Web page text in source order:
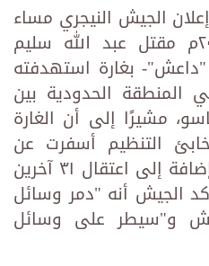
الجيش النيجري مساء
الأحد ٢٣ من يونيو ٢٠٢٤م مقتل عبد الله سليم
"داعش"- بغارة استهدفته
المنطقة الحدودية بين
مشيرًا إلى أن الغارة
التنظيم أسفرت عن
مقتل ٩ إرهابيين آخرين، إضافة إلى اعتقال ٣١ آخرين
الجيش أنه "دمر وسائل
و"سيطر على وسائل